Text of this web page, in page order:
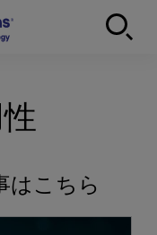
はこちら